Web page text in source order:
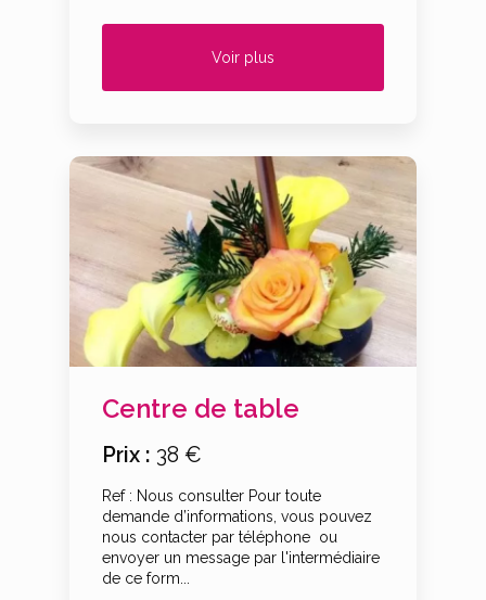
Voir plus
Centre de table
Prix : 38 €
Ref : Nous consulter Pour toute
demande d’informations, vous pouvez
nous contacter par téléphone ou
envoyer un message par l'intermédiaire
de ce form...